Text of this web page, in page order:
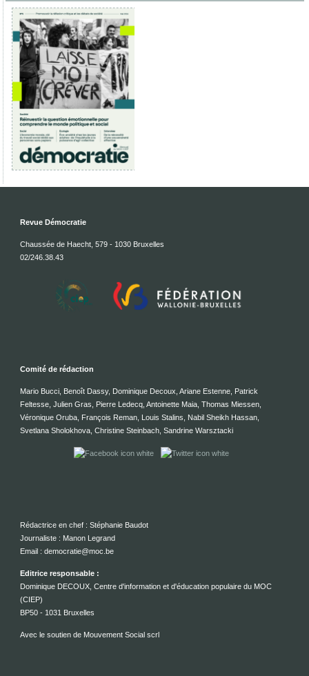
Revue Démocratie
Chaussée de Haecht, 579 - 1030 Bruxelles
02/246.38.43
Comité de rédaction
Mario Bucci, Benoît Dassy, Dominique Decoux, Ariane Estenne, Patrick
Feltesse, Julien Gras, Pierre Ledecq, Antoinette Maia, Thomas Miessen,
Véronique Oruba, François Reman, Louis Stalins, Nabil Sheikh Hassan,
Svetlana Sholokhova, Christine Steinbach, Sandrine Warsztacki
Rédactrice en chef : Stéphanie Baudot
Journaliste : Manon Legrand
Email : democratie@moc.be
Editrice responsable :
Dominique DECOUX, Centre d'information et d'éducation populaire du MOC
(CIEP)
BP50 - 1031 Bruxelles
Avec le soutien de Mouvement Social scrl